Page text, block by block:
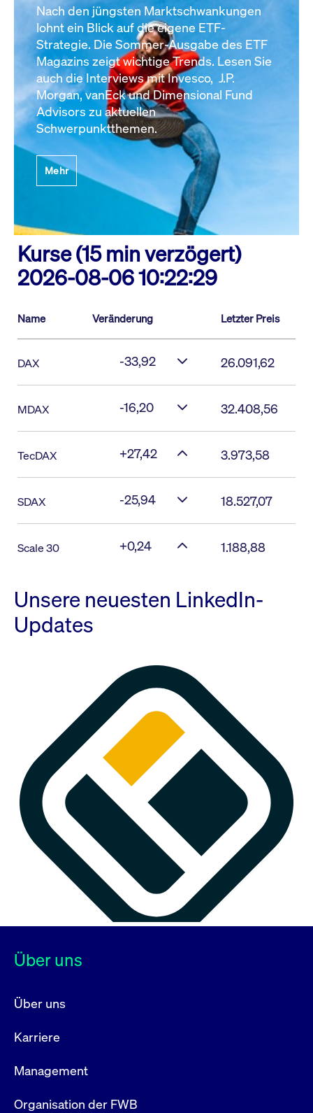
Nach den jüngsten Marktschwankungen
lohnt ein Blick auf die eigene ETF-
Strategie. Die Sommer-Ausgabe des ETF
Magazins zeigt wichtige Trends. Lesen Sie
auch die Interviews mit Invesco, J.P.
Morgan, vanEck und Dimensional Fund
Advisors zu aktuellen
Schwerpunktthemen.
Mehr
Kurse (15 min verzögert)
2026-08-06 10:22:29
Name Veränderung Letzter Preis
DAX -33,92 26.091,62
MDAX -16,20 32.408,56
TecDAX +27,42 3.973,58
SDAX -25,94 18.527,07
Scale 30 +0,24 1.188,88
Unsere neuesten LinkedIn-
Updates
Über uns
Über uns
Karriere
Management
Organisation der FWB